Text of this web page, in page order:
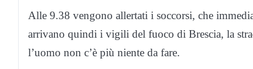
Alle 9.38 vengono allertati i soccorsi, che
arrivano quindi i vigili del fuoco di Brescia, la
l’uomo non c’è più niente da fare.